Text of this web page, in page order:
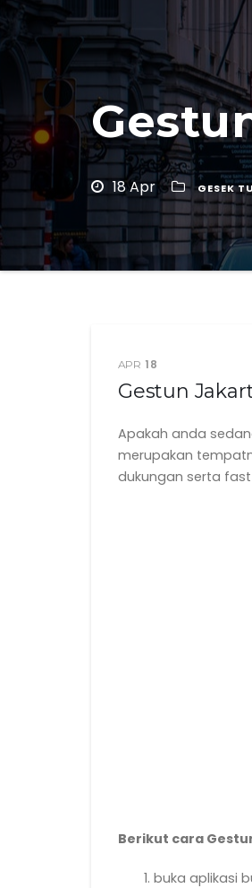
18 Apr GESEK
APR 18
Gestun
Apakah anda
merupakan
dukungan serta
Berikut cara
buka aplikasi